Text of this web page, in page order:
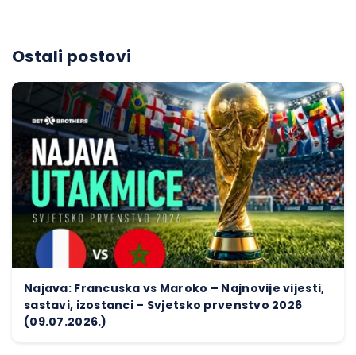
Ostali postovi
Najava: Francuska vs Maroko – Najnovije vijesti,
sastavi, izostanci – Svjetsko prvenstvo 2026
(09.07.2026.)